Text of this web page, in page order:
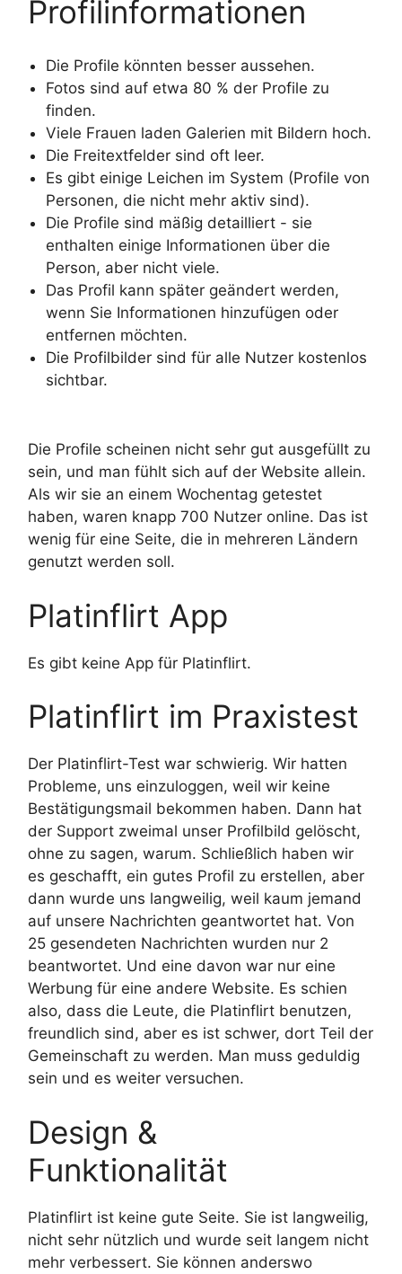
Profilinformationen
Die Profile könnten besser aussehen.
Fotos sind auf etwa 80 % der Profile zu
finden.
Viele Frauen laden Galerien mit Bildern hoch.
Die Freitextfelder sind oft leer.
Es gibt einige Leichen im System (Profile von
Personen, die nicht mehr aktiv sind).
Die Profile sind mäßig detailliert - sie
enthalten einige Informationen über die
Person, aber nicht viele.
Das Profil kann später geändert werden,
wenn Sie Informationen hinzufügen oder
entfernen möchten.
Die Profilbilder sind für alle Nutzer kostenlos
sichtbar.
Die Profile scheinen nicht sehr gut ausgefüllt zu
sein, und man fühlt sich auf der Website allein.
Als wir sie an einem Wochentag getestet
haben, waren knapp 700 Nutzer online. Das ist
wenig für eine Seite, die in mehreren Ländern
genutzt werden soll.
Platinflirt App
Es gibt keine App für Platinflirt.
Platinflirt im Praxistest
Der Platinflirt-Test war schwierig. Wir hatten
Probleme, uns einzuloggen, weil wir keine
Bestätigungsmail bekommen haben. Dann hat
der Support zweimal unser Profilbild gelöscht,
ohne zu sagen, warum. Schließlich haben wir
es geschafft, ein gutes Profil zu erstellen, aber
dann wurde uns langweilig, weil kaum jemand
auf unsere Nachrichten geantwortet hat. Von
25 gesendeten Nachrichten wurden nur 2
beantwortet. Und eine davon war nur eine
Werbung für eine andere Website. Es schien
also, dass die Leute, die Platinflirt benutzen,
freundlich sind, aber es ist schwer, dort Teil der
Gemeinschaft zu werden. Man muss geduldig
sein und es weiter versuchen.
Design &
Funktionalität
Platinflirt ist keine gute Seite. Sie ist langweilig,
nicht sehr nützlich und wurde seit langem nicht
mehr verbessert. Sie können anderswo